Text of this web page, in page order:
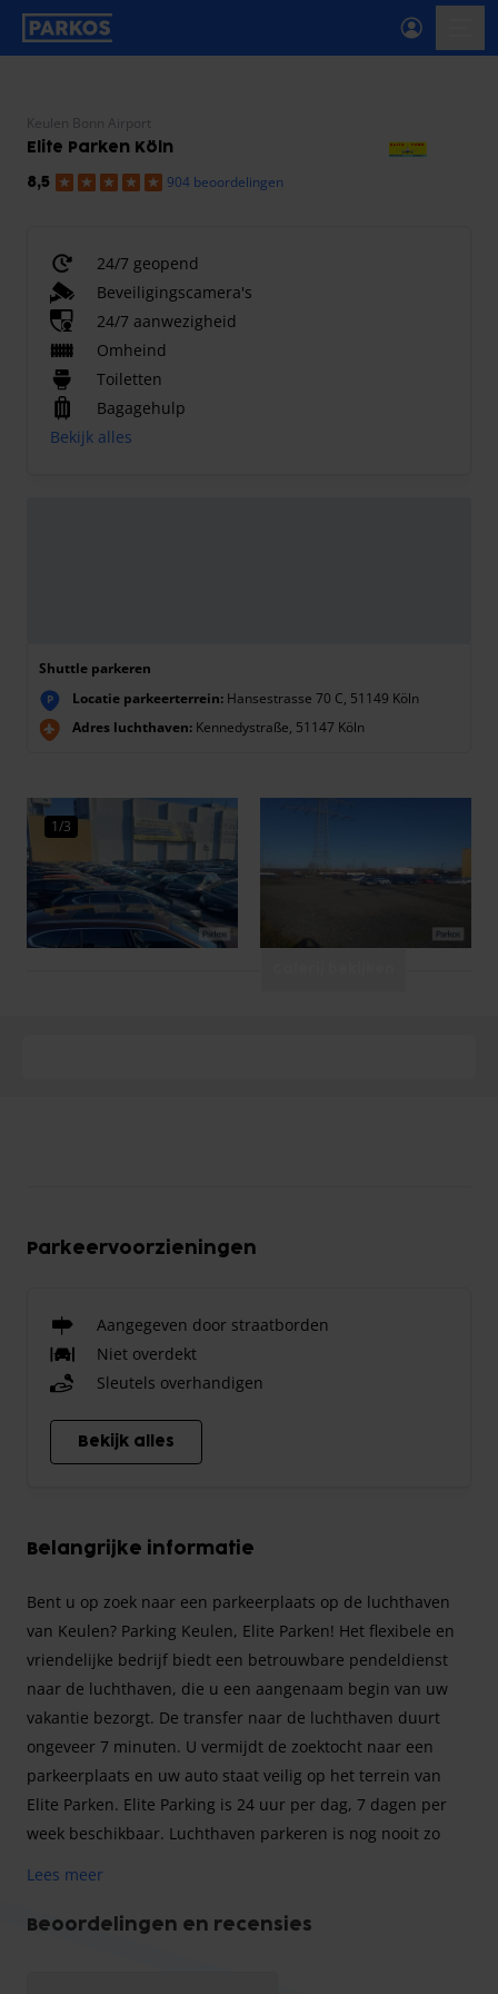
label-voor-primaire-navigatie
Keulen Bonn Airport
Elite Parken Köln
8,5 904 beoordelingen
24/7 geopend
Beveiligingscamera's
24/7 aanwezigheid
Omheind
Toiletten
Bagagehulp
Bekijk alles
Shuttle parkeren
P Locatie parkeerterrein: Hansestrasse 70 C, 51149 Köln
Adres luchthaven: Kennedystraße, 51147 Köln
1/3
Parkeervoorzieningen
Aangegeven door straatborden
Niet overdekt
Sleutels overhandigen
Bekijk alles
Belangrijke informatie
Bent u op zoek naar een parkeerplaats op de luchthaven
van Keulen? Parking Keulen, Elite Parken! Het flexibele en
vriendelijke bedrijf biedt een betrouwbare pendeldienst
naar de luchthaven, die u een aangenaam begin van uw
vakantie bezorgt. De transfer naar de luchthaven duurt
ongeveer 7 minuten. U vermijdt de zoektocht naar een
parkeerplaats en uw auto staat veilig op het terrein van
Elite Parken. Elite Parking is 24 uur per dag, 7 dagen per
week beschikbaar. Luchthaven parkeren is nog nooit zo
Houd er rekening mee dat voor aankomsten tot en met 30
Lees meer
Beoordelingen en recensies